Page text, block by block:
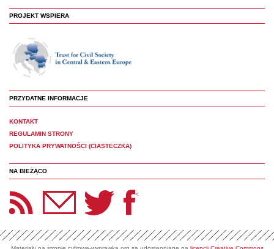
PROJEKT WSPIERA
PRZYDATNE INFORMACJE
KONTAKT
REGULAMIN STRONY
POLITYKA PRYWATNOŚCI (CIASTECZKA)
NA BIEŻĄCO
Panoptyka Facebook <